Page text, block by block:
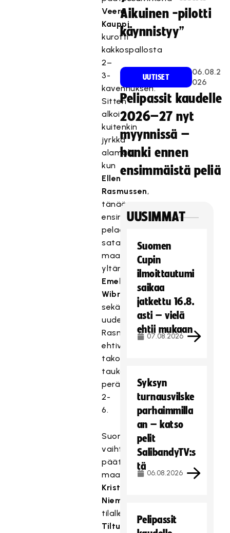
Veera
Kauppi
kurotti
kakkospallosta
2–
3-
kavennuksen.
Sitten
alkoi
kuitenkin
jyrkkä
alamäki,
kun
Ellen
Rasmussen,
tänään
ensimmäisenä
pelaajana
sataan
maaottelumaaliin
yltänyt
Emelie
Wibron
sekä
uudelleen
Rasmussen
ehtivät
takoa
taukotilanteeksi
peräti
2-
6.
Suomi
vaihtoi
päätöserään
maalille
Krista
Niemisen
tilalle
Tiltu
Aikuinen -pilotti
käynnistyy”
UUTISET
06.08.2
026
Pelipassit kaudelle
2026–27 nyt
myynnissä –
hanki ennen
ensimmäistä peliä
UUSIMMAT
Suomen
Cupin
ilmoittautumi
saikaa
jatkettu 16.8.
asti – vielä
ehtii mukaan
07.08.2026
Syksyn
turnausvilske
parhaimmilla
an – katso
pelit
SalibandyTV:s
tä
06.08.2026
Pelipassit